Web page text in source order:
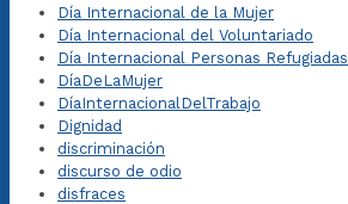
Día Internacional de la Mujer
Día Internacional del Voluntariado
Día Internacional Personas Refugiadas
DíaDeLaMujer
DíaInternacionalDelTrabajo
Dignidad
discriminación
discurso de odio
disfraces